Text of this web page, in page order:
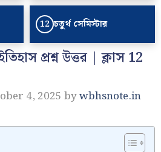
12 চতুর্থ সেমিস্টার
প্রশ্ন উত্তর | ক্লাস 12
4, 2025 bywbhsnote.in